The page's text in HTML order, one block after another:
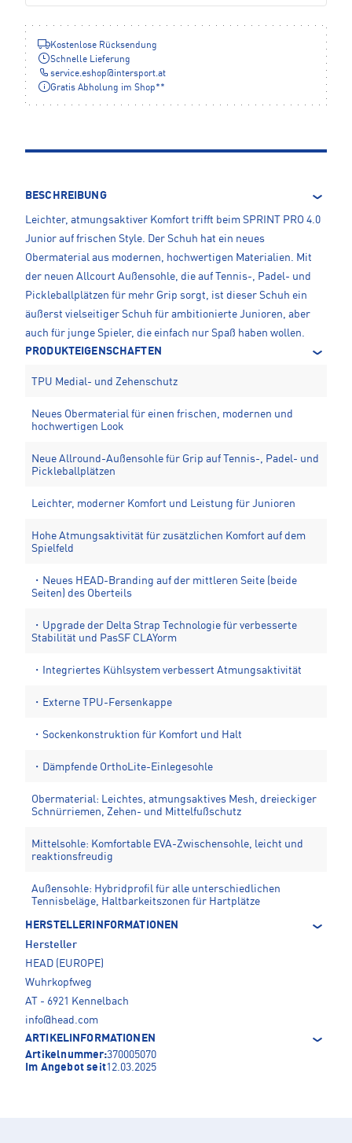
Kostenlose Rücksendung
Schnelle Lieferung
service.eshop@ intersport.at
Gratis Abholung im Shop**
BESCHREIBUNG
Leichter, atmungsaktiver Komfort trifft beim SPRINT PRO 4.0
Junior auf frischen Style. Der Schuh hat ein neues
Obermaterial aus modernen, hochwertigen Materialien. Mit
der neuen Allcourt Außensohle, die auf Tennis-, Padel- und
Pickleballplätzen für mehr Grip sorgt, ist dieser Schuh ein
äußerst vielseitiger Schuh für ambitionierte Junioren, aber
auch für junge Spieler, die einfach nur Spaß haben wollen.
PRODUKTEIGENSCHAFTEN
TPU Medial- und Zehenschutz
Neues Obermaterial für einen frischen, modernen und
hochwertigen Look
Neue Allround-Außensohle für Grip auf Tennis-, Padel- und
Pickleballplätzen
Leichter, moderner Komfort und Leistung für Junioren
Hohe Atmungsaktivität für zusätzlichen Komfort auf dem
Spielfeld
・Neues HEAD-Branding auf der mittleren Seite (beide
Seiten) des Oberteils
・Upgrade der Delta Strap Technologie für verbesserte
Stabilität und PasSF CLAYorm
・Integriertes Kühlsystem verbessert Atmungsaktivität
・Externe TPU-Fersenkappe
・Sockenkonstruktion für Komfort und Halt
・Dämpfende OrthoLite-Einlegesohle
Obermaterial: Leichtes, atmungsaktives Mesh, dreieckiger
Schnürriemen, Zehen- und Mittelfußschutz
Mittelsohle: Komfortable EVA-Zwischensohle, leicht und
reaktionsfreudig
Außensohle: Hybridprofil für alle unterschiedlichen
Tennisbeläge, Haltbarkeitszonen für Hartplätze
HERSTELLERINFORMATIONEN
Hersteller
HEAD (EUROPE)
Wuhrkopfweg
AT - 6921 Kennelbach
info@head.com
ARTIKELINFORMATIONEN
Artikelnummer:370005070
Im Angebot seit12.03.2025